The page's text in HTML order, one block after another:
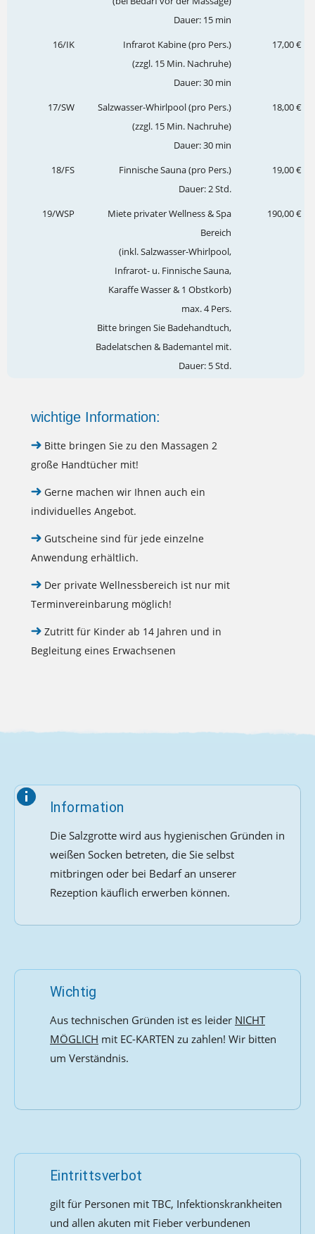
Dauer: 15 min
16/IK
Infrarot Kabine (pro Pers.)
(zzgl. 15 Min. Nachruhe)
Dauer: 30 min
17,00 €
17/SW
Salzwasser-Whirlpool (pro Pers.)
(zzgl. 15 Min. Nachruhe)
Dauer: 30 min
18,00 €
18/FS
Finnische Sauna (pro Pers.)
Dauer: 2 Std.
19,00 €
19/WSP
Miete privater Wellness & Spa
Bereich
(inkl. Salzwasser-Whirlpool,
Infrarot- u. Finnische Sauna,
Karaffe Wasser & 1 Obstkorb)
max. 4 Pers.
Bitte bringen Sie Badehandtuch,
Badelatschen & Bademantel mit.
Dauer: 5 Std.
190,00 €
wichtige Information:
Bitte bringen Sie zu den Massagen 2
große Handtücher mit!
Gerne machen wir Ihnen auch ein
individuelles Angebot.
Gutscheine sind für jede einzelne
Anwendung erhältlich.
Der private Wellnessbereich ist nur mit
Terminvereinbarung möglich!
Zutritt für Kinder ab 14 Jahren und in
Begleitung eines Erwachsenen
Information
Die Salzgrotte wird aus hygienischen Gründen in
weißen Socken betreten, die Sie selbst
mitbringen oder bei Bedarf an unserer
Rezeption käuflich erwerben können.
Wichtig
Aus technischen Gründen ist es leider NICHT
MÖGLICH mit EC-KARTEN zu zahlen! Wir bitten
um Verständnis.
Eintrittsverbot
gilt für Personen mit TBC, Infektionskrankheiten
und allen akuten mit Fieber verbundenen